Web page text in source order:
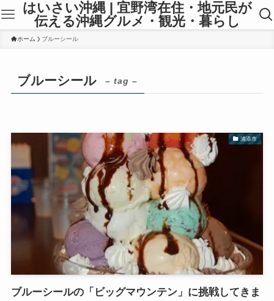
はいさい沖縄 | 宜野湾在住・地元民が
伝える沖縄グルメ・観光・暮らし
ホーム ブルーシール
ブルーシール – tag –
浦添市
ブルーシールの「ビッグマウンテン」に挑戦してきま